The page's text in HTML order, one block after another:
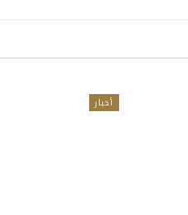
أخبار